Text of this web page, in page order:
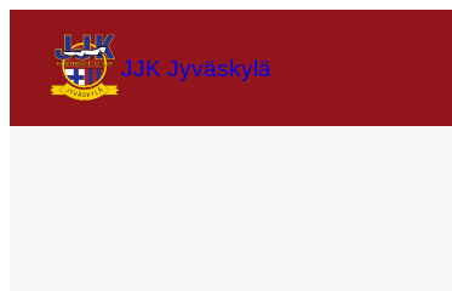
JJK Jyväskylä